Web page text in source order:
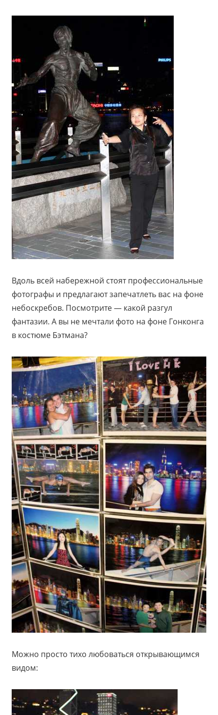
Вдоль всей набережной стоят профессиональные
фотографы и предлагают запечатлеть вас на фоне
небоскребов. Посмотрите — какой разгул
фантазии. А вы не мечтали фото на фоне Гонконга
в костюме Бэтмана?
Можно просто тихо любоваться открывающимся
видом: